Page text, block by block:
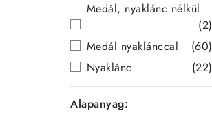
Medál, nyaklánc nélkül
(2)
Medál nyaklánccal
(60)
Nyaklánc
(22)
Alapanyag: